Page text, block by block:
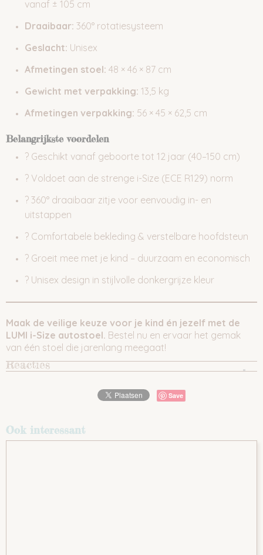
vanaf ± 105 cm
Draaibaar: 360° rotatiesysteem
Geslacht: Unisex
Afmetingen stoel: 48 × 46 × 87 cm
Gewicht met verpakking: 13,5 kg
Afmetingen verpakking: 56 × 45 × 62,5 cm
Belangrijkste voordelen
? Geschikt vanaf geboorte tot 12 jaar (40–150 cm)
? Voldoet aan de strenge i-Size (ECE R129) norm
? 360° draaibaar zitje voor eenvoudig in- en
uitstappen
? Comfortabele bekleding & verstelbare hoofdsteun
? Groeit mee met je kind – duurzaam en economisch
? Unisex design in stijlvolle donkergrijze kleur
Maak de veilige keuze voor je kind én jezelf met de
LUMI i-Size autostoel. Bestel nu en ervaar het gemak
van één stoel die jarenlang meegaat!
Reacties
Save
Ook interessant